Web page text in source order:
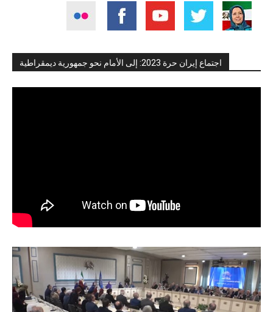
اجتماع إيران حرة 2023: إلى الأمام نحو جمهورية ديمقراطية